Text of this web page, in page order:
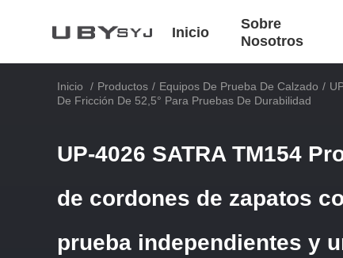
Inicio
Sobre
Nosotros
Inicio / Productos / Equipos De Prueba De Calzado /
De Fricción De 52,5° Para Pruebas De Durabilidad
UP-4026 SATRA TM154
de cordones de zapatos
prueba independientes y